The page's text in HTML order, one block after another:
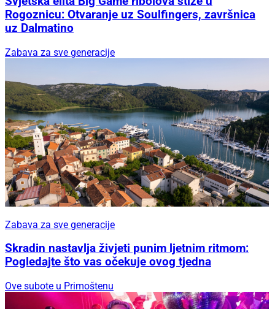
Rogoznicu: Otvaranje uz Soulfingers, završnica
uz Dalmatino
Zabava za sve generacije
Zabava za sve generacije
Skradin nastavlja živjeti punim ljetnim ritmom:
Pogledajte što vas očekuje ovog tjedna
Ove subote u Primoštenu